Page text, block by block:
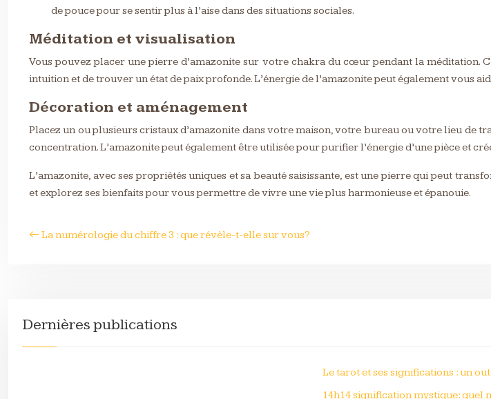
de pouce pour se sentir plus à l’aise dans des situations sociales.
Méditation et visualisation
Vous pouvez placer une pierre d’amazonite sur votre chakra du cœur pendant la
intuition et de trouver un état de paix profonde. L’énergie de l’amazonite peut également vous
Décoration et aménagement
Placez un ou plusieurs cristaux d’amazonite dans votre maison, votre bureau ou votre lieu de
concentration. L’amazonite peut également être utilisée pour purifier l’énergie d’une pièce et
L’amazonite, avec ses propriétés uniques et sa beauté saisissante, est une pierre qui peut
et explorez ses bienfaits pour vous permettre de vivre une vie plus harmonieuse et épanouie.
La numérologie du chiffre 3 : que révèle-t-elle sur vous?
Dernières publications
Le tarot et ses significations : un
14h14 signification mystique: quel